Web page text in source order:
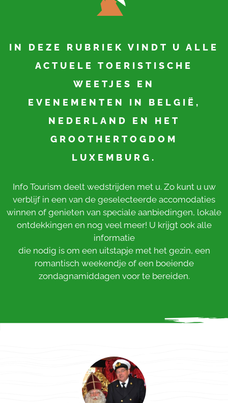
IN DEZE RUBRIEK VINDT U ALLE
ACTUELE TOERISTISCHE
WEETJES EN
EVENEMENTEN IN BELGIË,
NEDERLAND EN HET
GROOTHERTOGDOM
LUXEMBURG.
Info Tourism deelt wedstrijden met u. Zo kunt u uw
verblijf in een van de geselecteerde accomodaties
winnen of genieten van speciale aanbiedingen, lokale
ontdekkingen en nog veel meer! U krijgt ook alle
informatie
die nodig is om een uitstapje met het gezin, een
romantisch weekendje of een boeiende
zondagnamiddagen voor te bereiden.